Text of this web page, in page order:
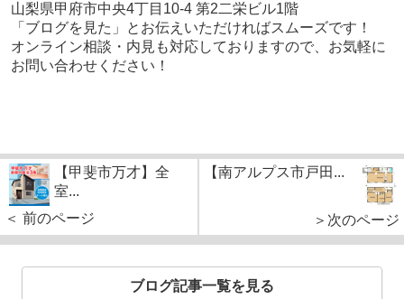
山梨県甲府市中央4丁目10-4 第2二栄ビル1階
「ブログを見た」とお伝えいただければスムーズです！
オンライン相談・内見も対応しておりますので、お気軽に
お問い合わせください！
【甲斐市万才】全
室...
＜ 前のページ
【南アルプス市戸田...
＞次のページ
ブログ記事一覧を見る